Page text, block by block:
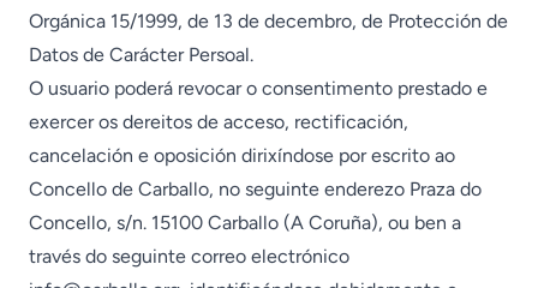
Orgánica 15/1999, de 13 de decembro, de Protección de
Datos de Carácter Persoal.
O usuario poderá revocar o consentimento prestado e
exercer os dereitos de acceso, rectificación,
cancelación e oposición dirixíndose por escrito ao
Concello de Carballo, no seguinte enderezo Praza do
Concello, s/n. 15100 Carballo (A Coruña), ou ben a
través do seguinte correo electrónico